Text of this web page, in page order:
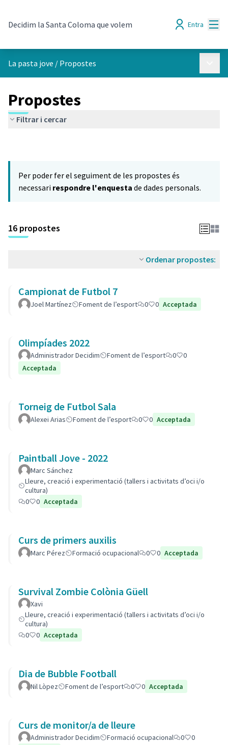
Decidim la Santa Coloma que volem Entra
La pasta jove / Propostes
Propostes
Filtrar i cercar
Per poder fer el seguiment de les propostes és
necessari respondre l'enquesta de dades personals.
16 propostes
Ordenar propostes:
Campionat de Futbol 7
Joel Martínez Foment de l’esport 0 0 Acceptada
Olimpíades 2022
Administrador Decidim Foment de l’esport 0
0
Acceptada
Torneig de Futbol Sala
Alexei Arias Foment de l’esport 0 0 Acceptada
Paintball Jove - 2022
Marc Sánchez
Lleure, creació i experimentació (tallers i activitats d’oci i/o
cultura)
0
0 Acceptada
Curs de primers auxilis
Marc Pérez Formació ocupacional 0 0 Acceptada
Survival Zombie Colònia Güell
Xavi
Lleure, creació i experimentació (tallers i activitats d’oci i/o
cultura)
0
0 Acceptada
Dia de Bubble Football
Nil Lòpez Foment de l’esport 0 0 Acceptada
Curs de monitor/a de lleure
Administrador Decidim Formació ocupacional 0
0